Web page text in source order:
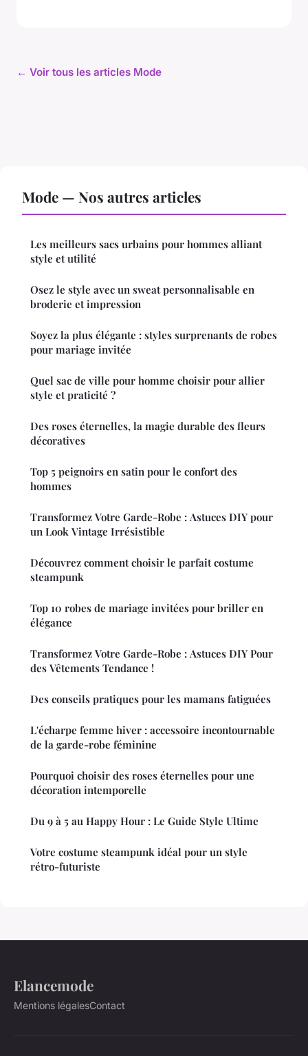
← Voir tous les articles Mode
Mode — Nos autres articles
Les meilleurs sacs urbains pour hommes alliant
style et utilité
Osez le style avec un sweat personnalisable en
broderie et impression
Soyez la plus élégante : styles surprenants de robes
pour mariage invitée
Quel sac de ville pour homme choisir pour allier
style et praticité ?
Des roses éternelles, la magie durable des fleurs
décoratives
Top 5 peignoirs en satin pour le confort des
hommes
Transformez Votre Garde-Robe : Astuces DIY pour
un Look Vintage Irrésistible
Découvrez comment choisir le parfait costume
steampunk
Top 10 robes de mariage invitées pour briller en
élégance
Transformez Votre Garde-Robe : Astuces DIY Pour
des Vêtements Tendance !
Des conseils pratiques pour les mamans fatiguées
L'écharpe femme hiver : accessoire incontournable
de la garde-robe féminine
Pourquoi choisir des roses éternelles pour une
décoration intemporelle
Du 9 à 5 au Happy Hour : Le Guide Style Ultime
Votre costume steampunk idéal pour un style
rétro-futuriste
Elancemode
Mentions légalesContact